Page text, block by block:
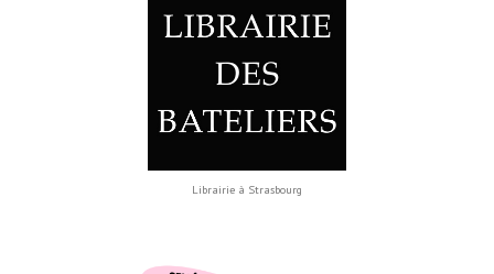
Librairie à Strasbourg